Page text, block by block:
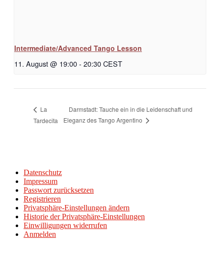
Intermediate/Advanced Tango Lesson
11. August @ 19:00- 20:30CEST
La
Tardecita
Darmstadt: Tauche ein in die Leidenschaft und
Eleganz des Tango Argentino
Datenschutz
Impressum
Passwort zurücksetzen
Registrieren
Privatsphäre-Einstellungen ändern
Historie der Privatsphäre-Einstellungen
Einwilligungen widerrufen
Anmelden